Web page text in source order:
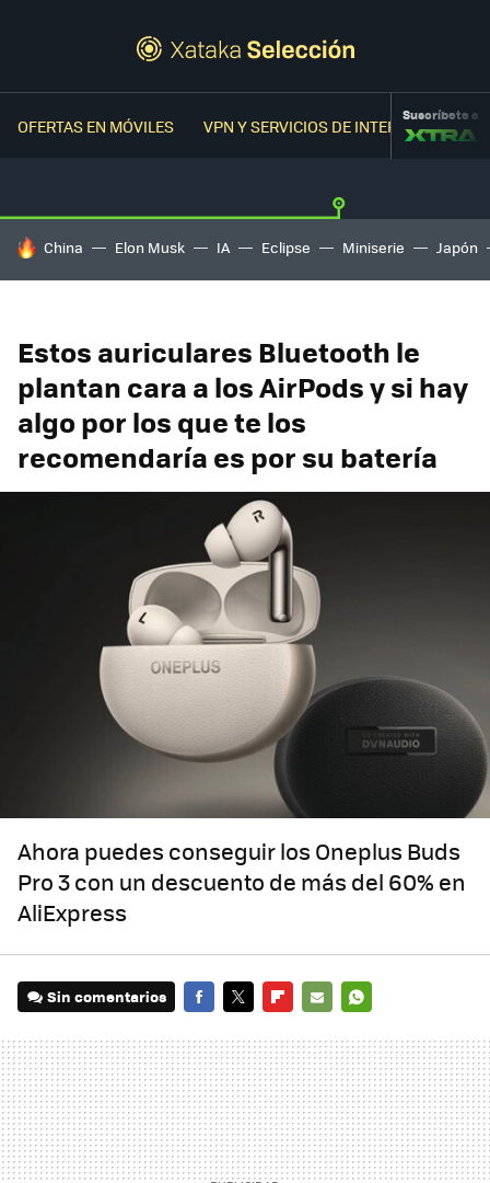
OFERTAS EN MÓVILES VPN Y SERVICIOS DE INTERNETSuscríbete a
HOY SE HABLA DE
China Elon Musk IA Eclipse Miniserie Japón
Estos auriculares Bluetooth le
plantan cara a los AirPods y si hay
algo por los que te los
recomendaría es por su batería
Ahora puedes conseguir los Oneplus Buds
Pro 3 con un descuento de más del 60% en
AliExpress
Sin comentarios
MAIL